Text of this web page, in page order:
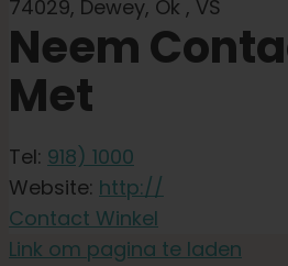
74029, Dewey, Ok , VS
Neem
Met
Tel: 918) 1000
Website: http://
Contact Winkel
Link om pagina te laden